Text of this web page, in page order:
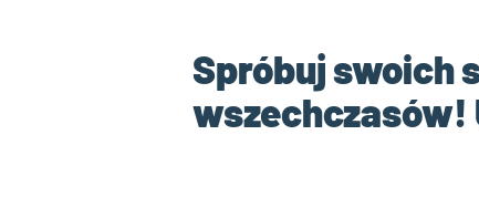
Spróbuj swoich
wszechczasów!